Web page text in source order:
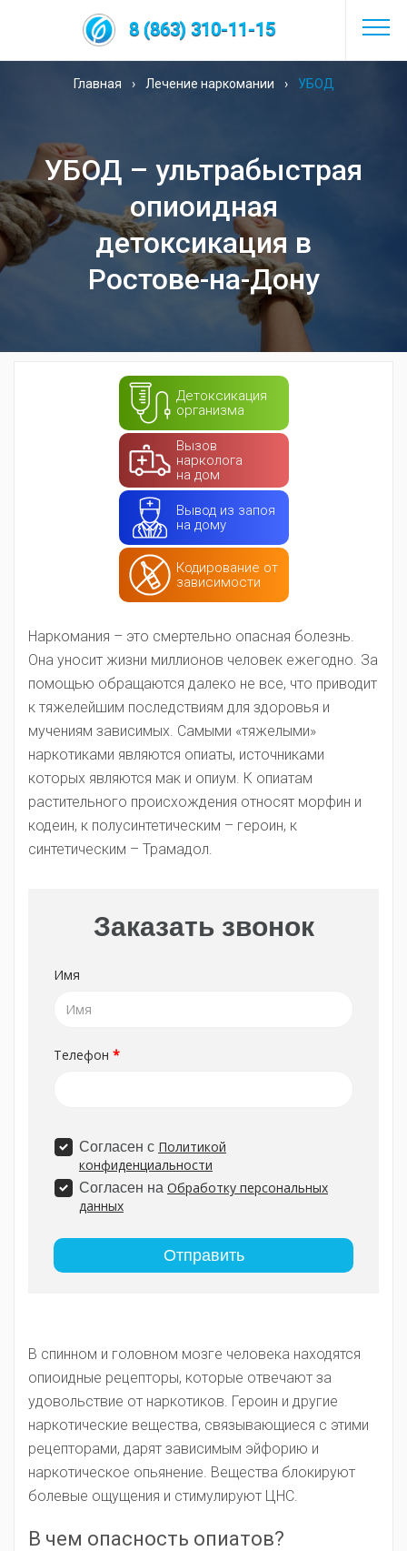
8 (863) 310-11-15
Главная › Лечение наркомании › УБОД
УБОД – ультрабыстрая
опиоидная
детоксикация в
Ростове-на-Дону
Детоксикация
организма
Вызов
нарколога
на дом
Вывод из запоя
на дому
Кодирование от
зависимости
Наркомания – это смертельно опасная болезнь.
Она уносит жизни миллионов человек ежегодно. За
помощью обращаются далеко не все, что приводит
к тяжелейшим последствиям для здоровья и
мучениям зависимых. Самыми «тяжелыми»
наркотиками являются опиаты, источниками
которых являются мак и опиум. К опиатам
растительного происхождения относят морфин и
кодеин, к полусинтетическим – героин, к
синтетическим – Трамадол.
В спинном и головном мозге человека находятся
опиоидные рецепторы, которые отвечают за
удовольствие от наркотиков. Героин и другие
наркотические вещества, связывающиеся с этими
рецепторами, дарят зависимым эйфорию и
наркотическое опьянение. Вещества блокируют
болевые ощущения и стимулируют ЦНС.
В чем опасность опиатов?